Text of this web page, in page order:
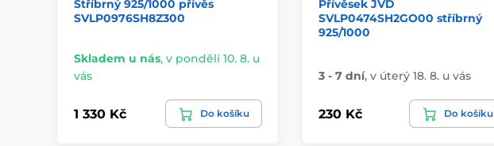
Stříbrný 925/1000 přívěs
SVLP0976SH8Z300
Skladem u nás, v pondělí 10. 8. u
vás
1 330 Kč Do košíku
Přívěsek JVD
SVLP0474SH2GO00 stříbrný
925/1000
3 - 7 dní, v úterý 18. 8. u vás
230 Kč Do košíku